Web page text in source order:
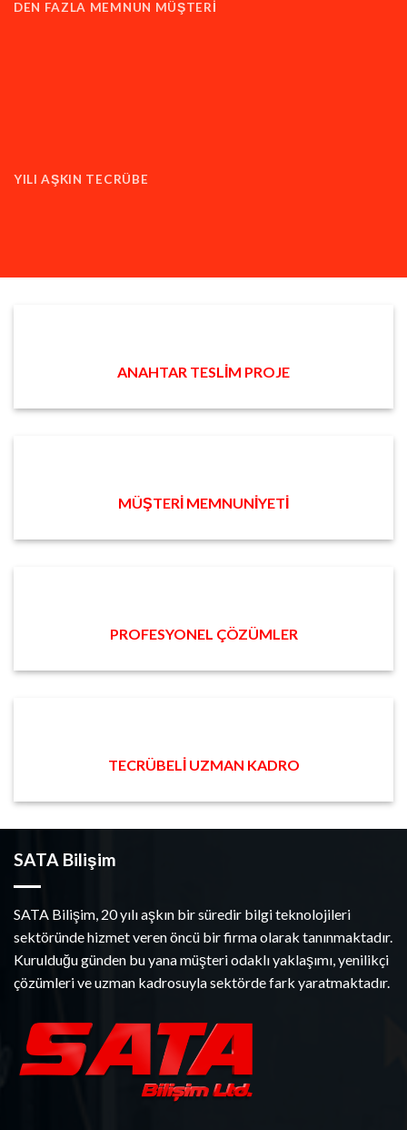
DEN FAZLA MEMNUN MÜŞTERİ
YILI AŞKIN TECRÜBE
ANAHTAR TESLİM PROJE
MÜŞTERİ MEMNUNİYETİ
PROFESYONEL ÇÖZÜMLER
TECRÜBELİ UZMAN KADRO
SATA Bilişim
SATA Bilişim, 20 yılı aşkın bir süredir bilgi teknolojileri
sektöründe hizmet veren öncü bir firma olarak tanınmaktadır.
Kurulduğu günden bu yana müşteri odaklı yaklaşımı, yenilikçi
çözümleri ve uzman kadrosuyla sektörde fark yaratmaktadır.